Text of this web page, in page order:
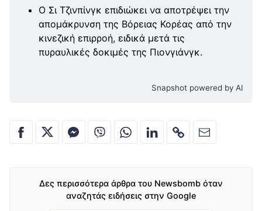
Ο Σι Τζινπίνγκ επιδιώκει να αποτρέψει την
απομάκρυνση της Βόρειας Κορέας από την
κινεζική επιρροή, ειδικά μετά τις
πυραυλικές δοκιμές της Πιονγιάνγκ.
Snapshot powered by AI
Δες περισσότερα άρθρα του Newsbomb όταν
αναζητάς ειδήσεις στην Google